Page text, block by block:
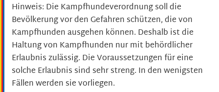
Hinweis: Die Kampfhundeverordnung soll die
Bevölkerung vor den Gefahren schützen, die von
Kampfhunden ausgehen können. Deshalb ist die
Haltung von Kampfhunden nurmit behördlicher
Erlaubnis zulässig. Die Voraussetzungen für eine
solche Erlaubnis sind sehr streng. In den wenigsten
Fällen werden sie vorliegen.